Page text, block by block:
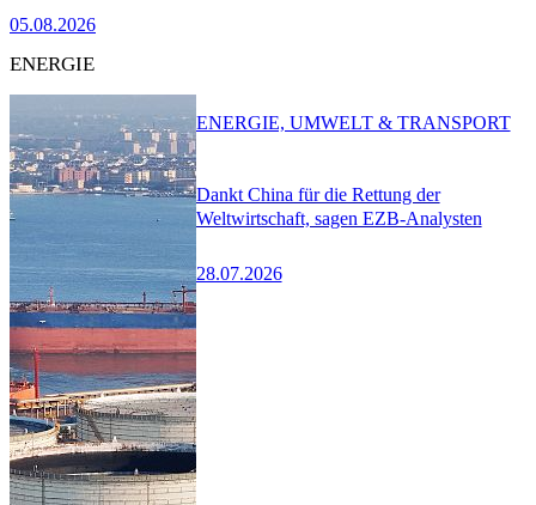
05.08.2026
ENERGIE
Dankt China für die Rettung der
Weltwirtschaft, sagen EZB-Analysten
28.07.2026
ENERGIE, UMWELT & TRANSPORT